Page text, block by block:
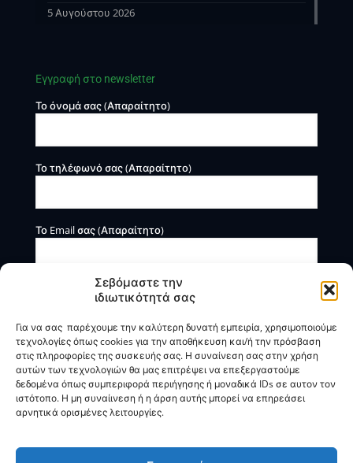
Σεβόμαστε την
ιδιωτικότητά σας
Για να σας παρέχουμε την καλύτερη δυνατή εμπειρία, χρησιμοποιούμε
τεχνολογίες όπως cookies για την αποθήκευση και/ή την πρόσβαση
στις πληροφορίες της συσκευής σας. Η συναίνεση σας στην χρήση
αυτών των τεχνολογιών θα μας επιτρέψει να επεξεργαστούμε
δεδομένα όπως συμπεριφορά περιήγησης ή μοναδικά IDs σε αυτον τον
ιστότοπο. Η μη συναίινεση ή η άρση αυτής μπορεί να επηρεάσει
αρνητικά ορισμένες λειτουργίες.
5 Αυγούστου 2026
Εγγραφή στο newsletter
Το όνομά σας (Απαραίτητο)
Το τηλέφωνό σας (Απαραίτητο)
Το Email σας (Απαραίτητο)
Η BOXmind παρέχει πληροφοριακές και συμβουλευτικές
υπηρεσίες. Δεν προσφέρει υπηρεσίες ρύθμισης ή
διαγραφής οφειλών.